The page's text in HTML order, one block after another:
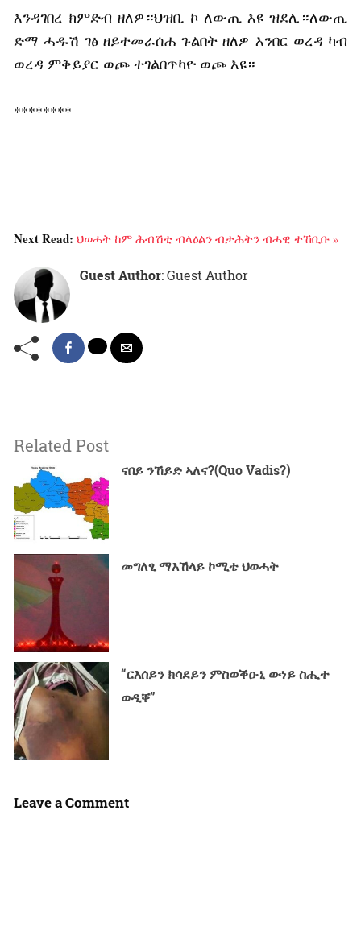
እንዳገበረ ክምድብ ዘለዎ።ህዝቢ ኮ ለውጢ እዩ ዝደሊ።ለውጢ
ድማ ሓዱሽ ገፅ ዘይተመራሰሐ ጉልበት ዘለዎ እንበር ወረዳ ካብ
ወረዳ ምቅይያር ወጮ ተገልበጥካዮ ወጮ እዩ።
********
Next Read: ህወሓት ከም ሕብሽቲ ብላዕልን ብታሕትን ብሓዊ ተኸቢቡ »
Guest Author: Guest Author
Related Post
ናበይ ንኸይድ ኣለና?(Quo Vadis?)
መግለፂ ማእኸላይ ኮሚቴ ህወሓት
“ርእሰይን ክሳደይን ምስወቕዑኒ ውነይ ስሒተ
ወዲቐ”
Leave a Comment